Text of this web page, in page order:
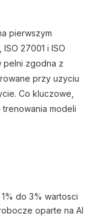
pierwszym
27001 i ISO
pelni zgodna z
przy uzyciu
Co kluczowe,
modeli
do 3% wartosci
oparte na AI